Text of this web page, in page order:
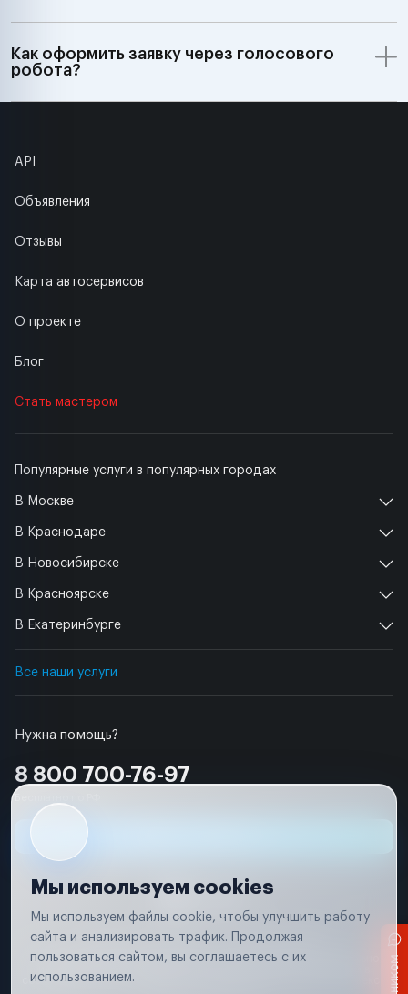
Как оформить заявку через голосового
робота?
Нужна помощь?
8 800 700-76-97
Популярные услуги в популярных городах
В Москве
В Краснодаре
В Новосибирске
В Красноярске
В Екатеринбурге
Все наши услуги
API
Объявления
Отзывы
Карта автосервисов
О проекте
Блог
Стать мастером
Условия использования
Удаление аккаунта
Вся информация, представленная на сайте, носит исключительно
соответствии с положениями статьи 437 (п. 2) Гражданского кодекса
Мы используем cookies
Мы используем файлы cookie, чтобы улучшить работу
сайта и анализировать трафик. Продолжая
пользоваться сайтом, вы соглашаетесь с их
использованием.